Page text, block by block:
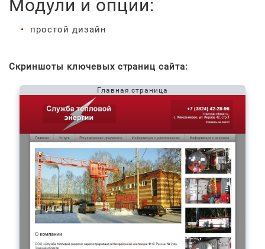
Модули и опции:
простой дизайн
Скриншоты ключевых страниц сайта:
Главная страница